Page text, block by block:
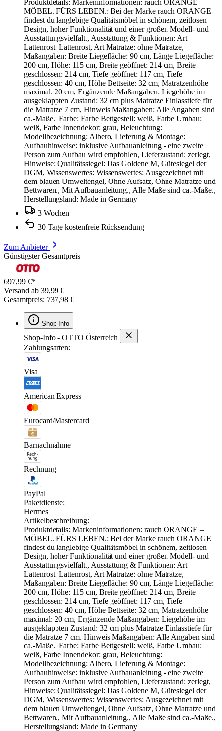
Produktdetails: Markeninformationen: rauch ORANGE –
MÖBEL. FÜRS LEBEN.: Bei der Marke rauch ORANGE
findest du langlebige Qualitätsmöbel in schönem, zeitlosen
Design, hoher Funktionalität und einer großen Modell- und
Ausstattungsvielfalt., Ausstattung & Funktionen: Art
Lattenrost: Lattenrost, Art Matratze: ohne Matratze,
Maßangaben: Breite Liegefläche: 90 cm, Länge Liegefläche:
200 cm, Höhe: 115 cm, Breite geöffnet: 214 cm, Breite
geschlossen: 214 cm, Tiefe geöffnet: 117 cm, Tiefe
geschlossen: 40 cm, Höhe Bettseite: 32 cm, Matratzenhöhe
maximal: 20 cm, Ergänzende Maßangaben: Liegehöhe im
ausgeklappten Zustand: 32 cm plus Matratze Einlasstiefe für
die Matratze 7 cm, Hinweis Maßangaben: Alle Angaben sind
ca.-Maße., Farbe: Farbe Bettgestell: weiß, Farbe Umbau:
weiß, Farbe Innendekor: grau, Beleuchtung:
Modellbezeichnung: Albero, Lieferung & Montage:
Aufbauhinweise: inklusive Aufbauanleitung - eine zweite
Person zum Aufbau wird empfohlen, Lieferzustand: zerlegt,
Hinweise: Qualitätssiegel: Das Goldene M, Gütesiegel der
DGM, Wissenswertes: Wissenswertes: Ausgezeichnet mit
dem blauen Umweltengel, Ohne Aufsatz, Ohne Matratze und
Bettwaren., Mit Aufbauanleitung., Alle Maße sind ca.-Maße.,
Herstellungsland: Made in Germany
3 Wochen
30 Tage kostenfreie Rücksendung
Zum Anbieter
Günstigster Gesamtpreis
697,99 €*
Versand ab 39,99 €
Gesamtpreis: 737,98 €
Shop-Info
Shop-Info - OTTO Österreich
Zahlungsarten:
Visa
American Express
Eurocard/Mastercard
Barnachnahme
Rechnung
PayPal
Paketdienste:
Hermes
Artikelbeschreibung:
Produktdetails: Markeninformationen: rauch ORANGE –
MÖBEL. FÜRS LEBEN.: Bei der Marke rauch ORANGE
findest du langlebige Qualitätsmöbel in schönem, zeitlosen
Design, hoher Funktionalität und einer großen Modell- und
Ausstattungsvielfalt., Ausstattung & Funktionen: Art
Lattenrost: Lattenrost, Art Matratze: ohne Matratze,
Maßangaben: Breite Liegefläche: 90 cm, Länge Liegefläche:
200 cm, Höhe: 115 cm, Breite geöffnet: 214 cm, Breite
geschlossen: 214 cm, Tiefe geöffnet: 117 cm, Tiefe
geschlossen: 40 cm, Höhe Bettseite: 32 cm, Matratzenhöhe
maximal: 20 cm, Ergänzende Maßangaben: Liegehöhe im
ausgeklappten Zustand: 32 cm plus Matratze Einlasstiefe für
die Matratze 7 cm, Hinweis Maßangaben: Alle Angaben sind
ca.-Maße., Farbe: Farbe Bettgestell: weiß, Farbe Umbau:
weiß, Farbe Innendekor: grau, Beleuchtung:
Modellbezeichnung: Albero, Lieferung & Montage:
Aufbauhinweise: inklusive Aufbauanleitung - eine zweite
Person zum Aufbau wird empfohlen, Lieferzustand: zerlegt,
Hinweise: Qualitätssiegel: Das Goldene M, Gütesiegel der
DGM, Wissenswertes: Wissenswertes: Ausgezeichnet mit
dem blauen Umweltengel, Ohne Aufsatz, Ohne Matratze und
Bettwaren., Mit Aufbauanleitung., Alle Maße sind ca.-Maße.,
Herstellungsland: Made in Germany